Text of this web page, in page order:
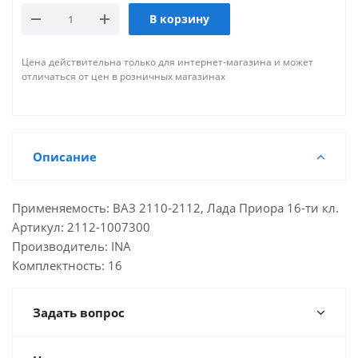
В корзину
Цена действительна только для интернет-магазина и может
отличаться от цен в розничных магазинах
Описание
Применяемость: ВАЗ 2110-2112, Лада Приора 16-ти кл.
Артикул: 2112-1007300
Производитель: INA
Комплектность: 16
Задать вопрос